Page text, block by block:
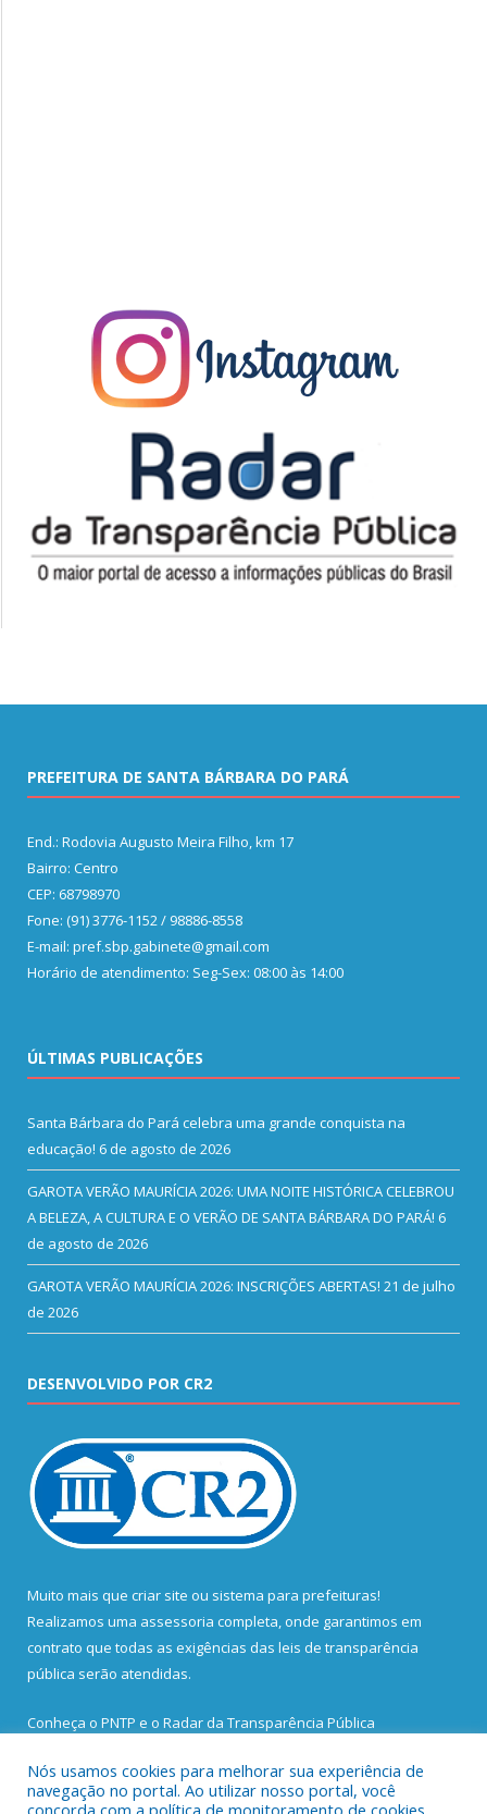
PREFEITURA DE SANTA BÁRBARA DO PARÁ
End.: Rodovia Augusto Meira Filho, km 17
Bairro: Centro
CEP: 68798970
Fone: (91) 3776-1152 / 98886-8558
E-mail: pref.sbp.gabinete@gmail.com
Horário de atendimento: Seg-Sex: 08:00 às 14:00
ÚLTIMAS PUBLICAÇÕES
Santa Bárbara do Pará celebra uma grande conquista na
educação! 6 de agosto de 2026
GAROTA VERÃO MAURÍCIA 2026: UMA NOITE HISTÓRICA CELEBROU
A BELEZA, A CULTURA E O VERÃO DE SANTA BÁRBARA DO PARÁ! 6
de agosto de 2026
GAROTA VERÃO MAURÍCIA 2026: INSCRIÇÕES ABERTAS! 21 de julho
de 2026
DESENVOLVIDO POR CR2
Muito mais que criar site ou sistema para prefeituras!
Realizamos uma assessoria completa, onde garantimos em
contrato que todas as exigências das leis de transparência
pública serão atendidas.
Conheça o PNTP e o Radar da Transparência Pública
Nós usamos cookies para melhorar sua experiência de
navegação no portal. Ao utilizar nosso portal, você
concorda com a política de monitoramento de cookies.